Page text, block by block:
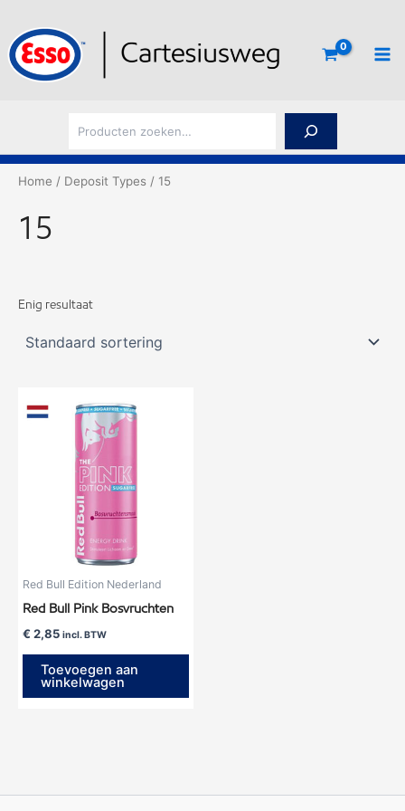
naar
de
inhoud
e
Home / Deposit Types / 15
15
Enig resultaat
Red Bull Edition Nederland
Red Bull Pink Bosvruchten
€ 2,85 incl. BTW
Toevoegen aan
winkelwagen